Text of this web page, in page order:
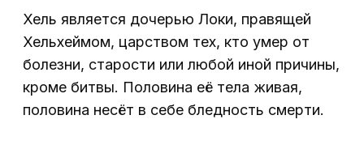
Хель является дочерью Локи, правящей
Хельхеймом, царством тех, кто умер от
болезни, старости или любой иной причины,
кроме битвы. Половина её тела живая,
половина несёт в себе бледность смерти.